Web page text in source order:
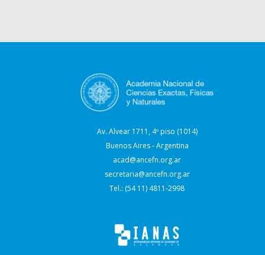
Av. Alvear 1711, 4º piso (1014)
Buenos Aires - Argentina
acad@ancefn.org.ar
secretaria@ancefn.org.ar
Tel.: (54 11) 4811-2998